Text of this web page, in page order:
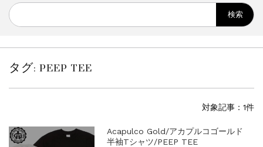
タグ:PEEP TEE
対象記事：1件
Acapulco Gold/アカプルコゴールド
半袖Tシャツ/PEEP TEE